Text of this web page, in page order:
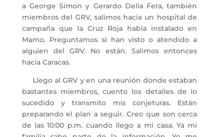
a George Simon y Gerardo Della Fera, también
miembros del GRV, salimos hacia un hospital de
campaña que la Cruz Roja había instalado en
Mamo. Preguntamos si han visto o atendido a
alguien del GRV. No están. Salimos entonces
hacia Caracas.
Llego al GRV y en una reunión donde estaban
bastantes miembros, cuento los detalles de lo
sucedido y transmito mis conjeturas. Están
preparando el plan a seguir. Creo que son cerca
de las 10:00 p.m. cuando llego a mi casa. Ya mi